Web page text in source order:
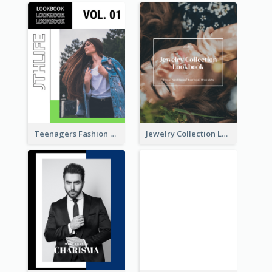
Teenagers Fashion Lookbook Jewelry Collection Lookbook